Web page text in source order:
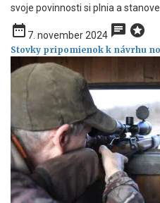
svoje povinnosti si plnia a
date_range 7. november 2024 chat stars
Stovky pripomienok k návrhu